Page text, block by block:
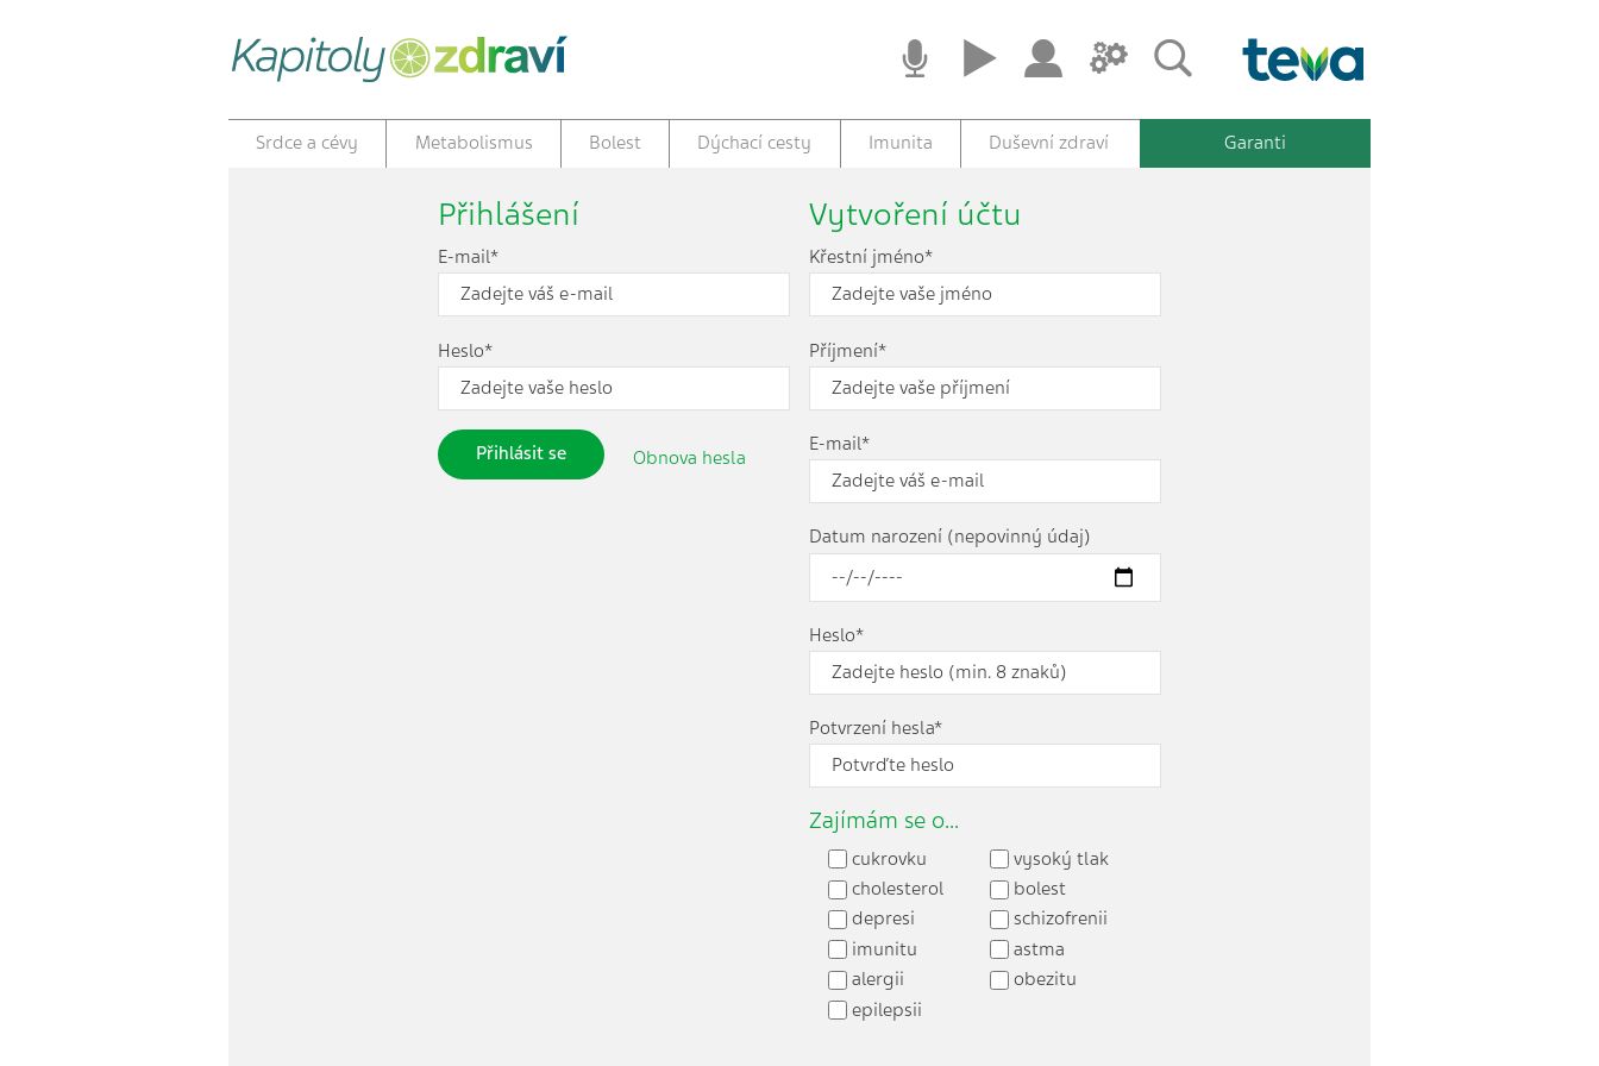
Srdce a cévy Metabolismus Bolest Dýchací cesty Imunita Duševní zdraví Garanti
Přihlášení
E-mail*
Heslo*
Přihlásit se Obnova hesla
Vytvoření účtu
Křestní jméno*
Příjmení*
E-mail*
Datum narození (nepovinný údaj)
Heslo*
Potvrzení hesla*
Zajímám se o...
cukrovku
vysoký tlak
cholesterol
bolest
depresi
schizofrenii
imunitu
astma
alergii
obezitu
epilepsii